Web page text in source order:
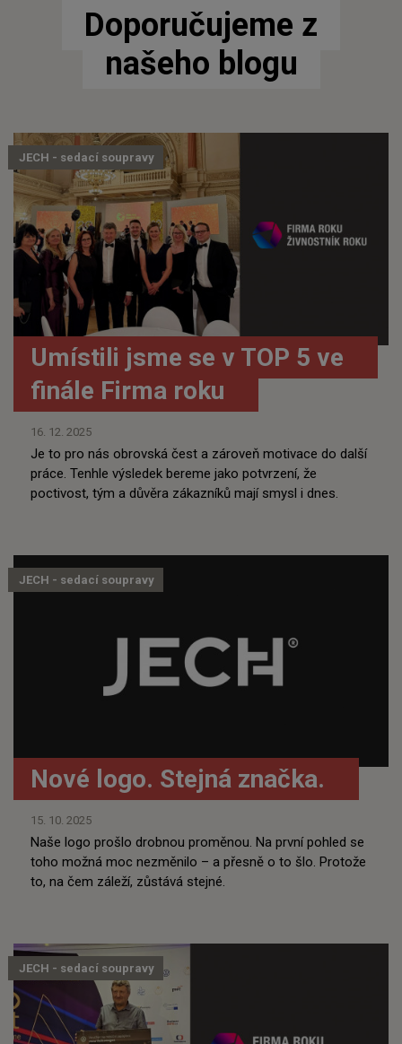
Doporučujeme z
našeho blogu
JECH - sedací soupravy
Umístili jsme se v TOP 5 ve
finále Firma roku
16. 12. 2025
Je to pro nás obrovská čest a zároveň motivace do další
práce. Tenhle výsledek bereme jako potvrzení, že
poctivost, tým a důvěra zákazníků mají smysl i dnes.
JECH - sedací soupravy
Nové logo. Stejná značka.
15. 10. 2025
Naše logo prošlo drobnou proměnou. Na první pohled se
toho možná moc nezměnilo – a přesně o to šlo. Protože
to, na čem záleží, zůstává stejné.
JECH - sedací soupravy